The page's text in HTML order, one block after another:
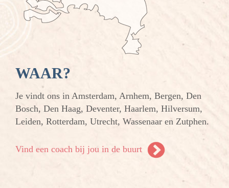
WAAR?
Je vindt ons in Amsterdam, Arnhem, Bergen, Den
Bosch, Den Haag, Deventer, Haarlem, Hilversum,
Leiden, Rotterdam, Utrecht, Wassenaar en Zutphen.
Vind een coach bij jou in de buurt